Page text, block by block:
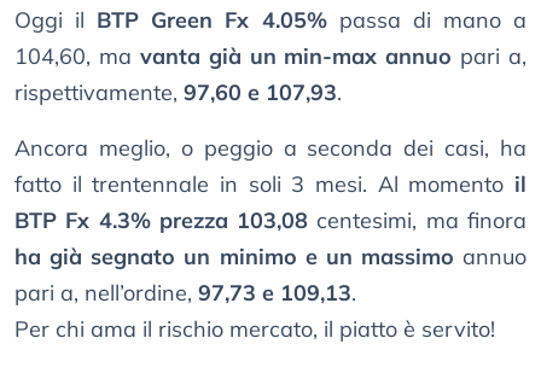
Oggi il BTP Green Fx 4.05%passa di mano a
104,60, ma vanta già un min-max annuo pari a,
rispettivamente, 97,60 e 107,93.
Ancora meglio, o peggio a seconda dei casi, ha
fatto il trentennale in soli 3 mesi. Al momento il
BTP Fx 4.3% prezza 103,08 centesimi, ma finora
ha già segnato un minimo e un massimo annuo
pari a, nell’ordine, 97,73 e 109,13.
Per chi ama il rischio mercato, il piatto è servito!